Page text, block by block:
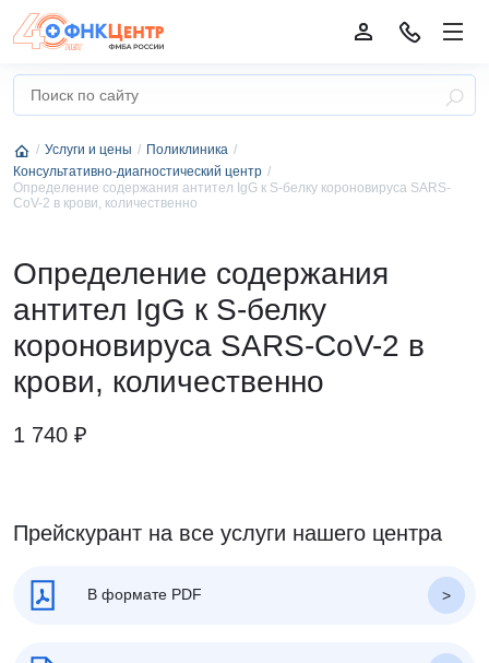
Услуги и цены
Поликлиника
Консультативно-диагностический центр
Определение содержания антител IgG к S-белку короновируса SARS-
CoV-2 в крови, количественно
Определение содержания
антител IgG к S-белку
короновируса SARS-CoV-2 в
крови, количественно
1 740 ₽
Прейскурант на все услуги нашего центра
В формате PDF